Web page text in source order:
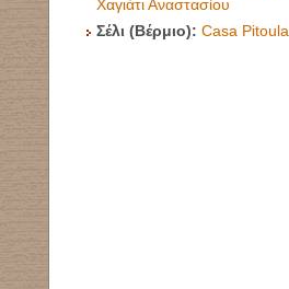
Χαγιάτι Αναστασίου
Σέλι (Βέρμιο): Casa Pitoula